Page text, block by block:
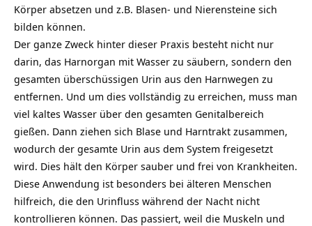
Körper absetzen und z.B. Blasen- und Nierensteine sich
bilden können.
Der ganze Zweck hinter dieser Praxis besteht nicht nur
darin, das Harnorgan mit Wasser zu säubern, sondern den
gesamten überschüssigen Urin aus den Harnwegen zu
entfernen. Und um dies vollständig zu erreichen, muss man
viel kaltes Wasser über den gesamten Genitalbereich
gießen. Dann ziehen sich Blase und Harntrakt zusammen,
wodurch der gesamte Urin aus dem System freigesetzt
wird. Dies hält den Körper sauber und frei von Krankheiten.
Diese Anwendung ist besonders bei älteren Menschen
hilfreich, die den Urinfluss während der Nacht nicht
kontrollieren können. Das passiert, weil die Muskeln und